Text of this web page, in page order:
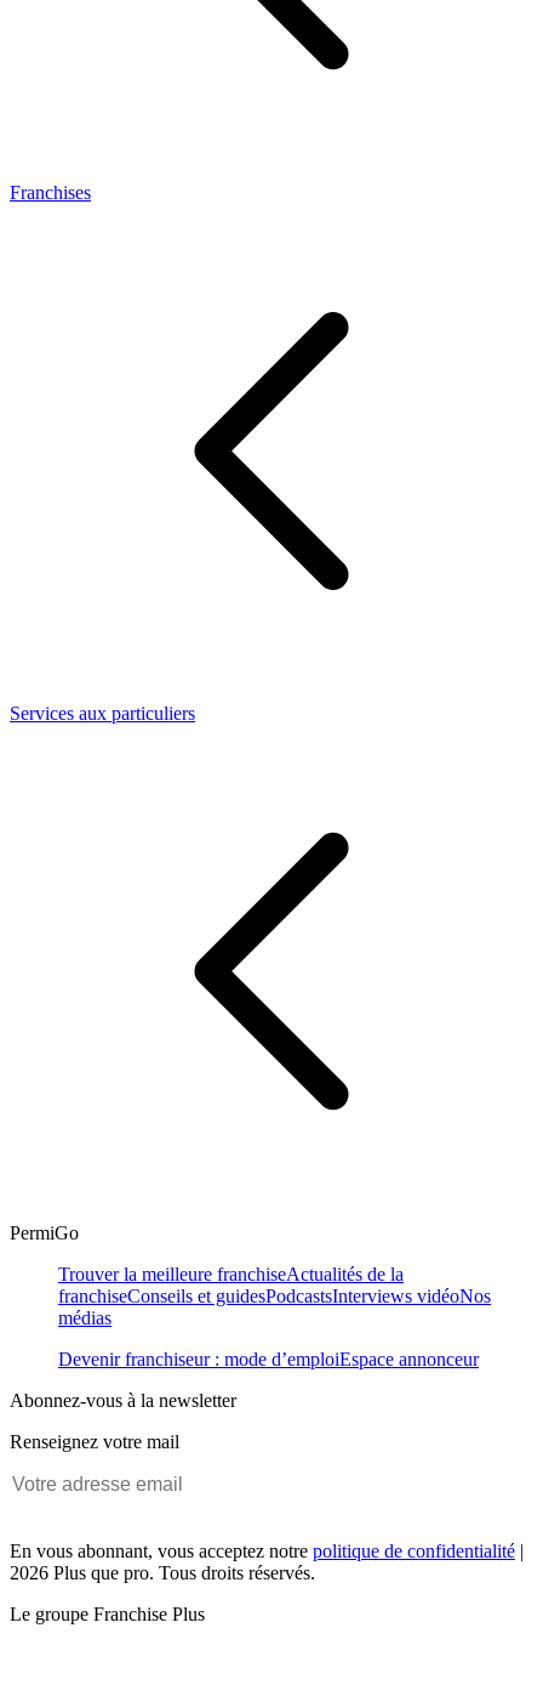
Franchises
Services aux particuliers
PermiGo
Trouver la meilleure franchiseActualités de la
franchiseConseils et guidesPodcastsInterviews vidéoNos
médias
Devenir franchiseur : mode d’emploiEspace annonceur
Abonnez-vous à la newsletter
Renseignez votre mail
En vous abonnant, vous acceptez notre politique de confidentialité |
2026 Plus que pro. Tous droits réservés.
Le groupe Franchise Plus